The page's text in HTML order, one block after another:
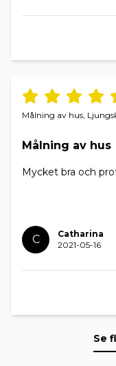
Målning av hus,
Målning av hus
Mycket bra och
C
Catharina
2021-05-16
Se